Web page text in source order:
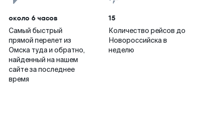
около 6 часов
Самый быстрый
прямой перелет из
Омска туда и обратно,
найденный на нашем
сайте за последнее
время
15
Количество рейсов до
Новороссийска в
неделю